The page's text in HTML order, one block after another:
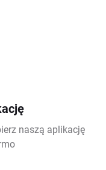
naszą aplikację